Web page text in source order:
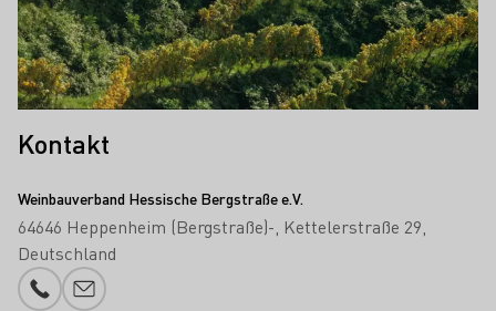
Kontakt
Weinbauverband Hessische Bergstraße e.V.
64646 Heppenheim (Bergstraße)- Kettelerstraße 29
Deutschland
Telefonnummer
E-Mail-Adresse